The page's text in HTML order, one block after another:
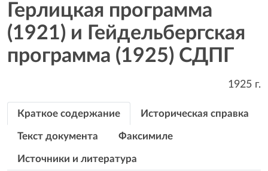
Герлицкая программа
(1921) и Гейдельбергская
программа (1925) СДПГ
1925 г.
Краткое содержание Историческая справка
Текст документа Факсимиле
Источники и литература